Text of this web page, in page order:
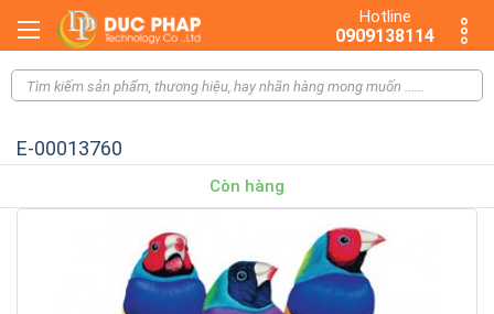
Hotline
0909138114
E-00013760
Còn hàng